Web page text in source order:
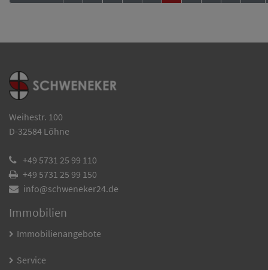
Weihestr. 100
D-32584 Löhne
+49 5731 25 99 110
+49 5731 25 99 150
info@schweneker24.de
Immobilien
Immobilienangebote
Service